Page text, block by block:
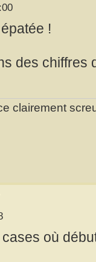
!
des chiffres
clairement
où